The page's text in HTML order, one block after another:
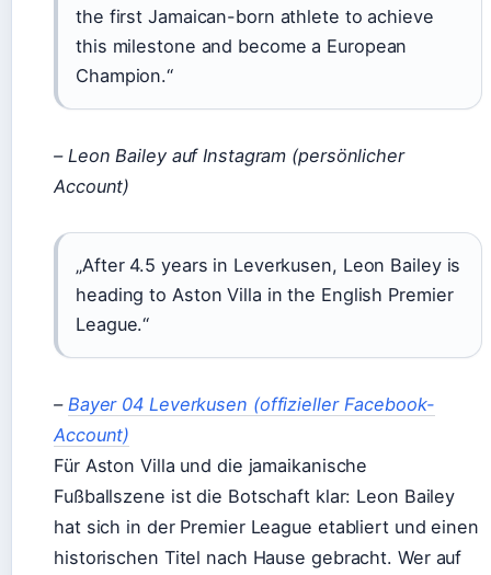
the first Jamaican-born athlete to achieve
this milestone and become a European
Champion.“
– Leon Bailey auf Instagram (persönlicher
Account)
„After 4.5 years in Leverkusen, Leon Bailey is
heading to Aston Villa in the English Premier
League.“
– Bayer 04 Leverkusen (offizieller Facebook-
Account)
Für Aston Villa und die jamaikanische
Fußballszene ist die Botschaft klar: Leon Bailey
hat sich in der Premier League etabliert und einen
historischen Titel nach Hause gebracht. Wer auf